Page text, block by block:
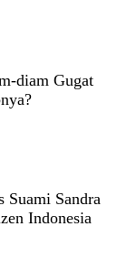
diam Gugat
Sandra
Indonesia